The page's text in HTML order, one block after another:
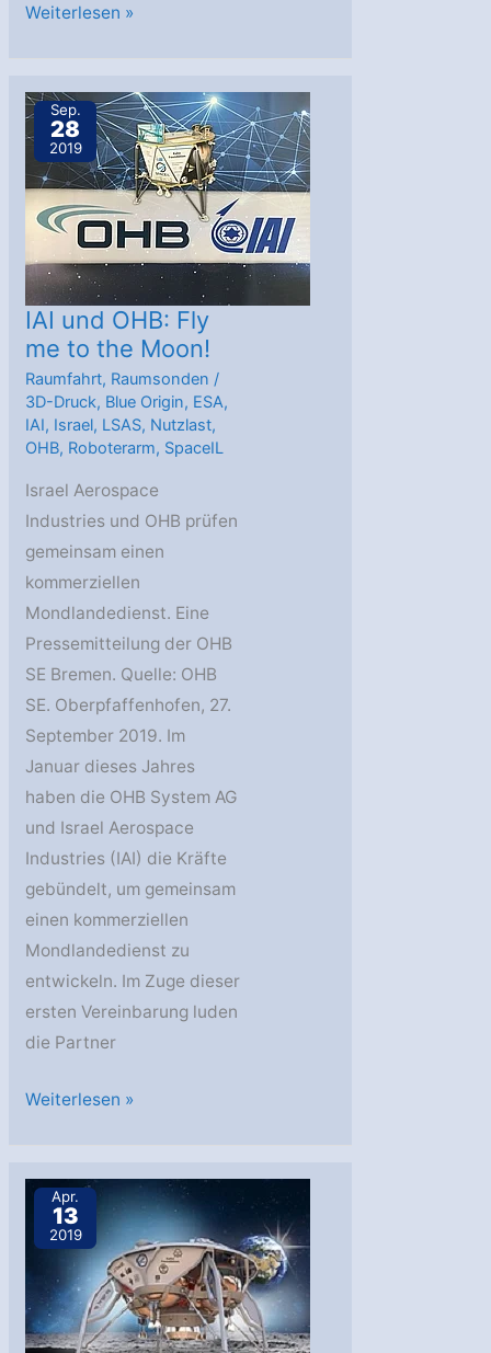
OHB/IAI
the
Moon
and
back
Weiterlesen »
Sep.
28
2019
IAI und OHB: Fly
me to the Moon!
Raumfahrt, Raumsonden /
3D-Druck, Blue Origin, ESA,
IAI, Israel, LSAS, Nutzlast,
OHB, Roboterarm, SpaceIL
Israel Aerospace
Industries und OHB prüfen
gemeinsam einen
kommerziellen
Mondlandedienst. Eine
Pressemitteilung der OHB
SE Bremen. Quelle: OHB
SE. Oberpfaffenhofen, 27.
September 2019. Im
Januar dieses Jahres
haben die OHB System AG
und Israel Aerospace
Industries (IAI) die Kräfte
gebündelt, um gemeinsam
einen kommerziellen
Mondlandedienst zu
entwickeln. Im Zuge dieser
ersten Vereinbarung luden
die Partner
IAI
Fly
to
Moon!
Weiterlesen »
Apr.
13
2019